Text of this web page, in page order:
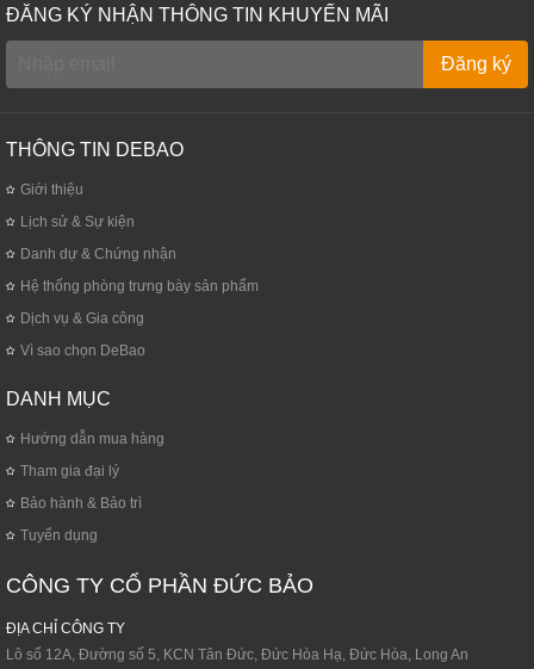
ĐĂNG KÝ NHẬN THÔNG TIN KHUYẾN MÃI
THÔNG TIN DEBAO
Giới thiệu
Lịch sử & Sự kiện
Danh dự & Chứng nhận
Hệ thống phòng trưng bày sản phẩm
Dịch vụ & Gia công
Vì sao chọn DeBao
DANH MỤC
Hướng dẫn mua hàng
Tham gia đại lý
Bảo hành & Bảo trì
Tuyển dụng
CÔNG TY CỔ PHẦN ĐỨC BẢO
ĐỊA CHỈ CÔNG TY
Lô số 12A, Đường số 5, KCN Tân Đức, Đức Hòa Hạ, Đức Hòa, Long An